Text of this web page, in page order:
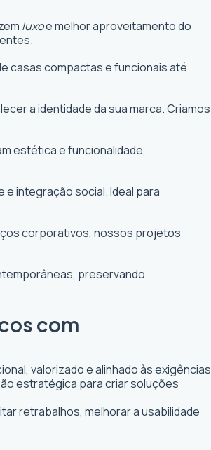
luxoe melhor aproveitamento do
casas compactas e funcionais até
a identidade da sua marca. Criamos
estética e funcionalidade,
integração social. Ideal para
corporativos, nossos projetos
preservando
com
valorizado e alinhado às exigências
estratégica para criar soluções
retrabalhos, melhorar a usabilidade